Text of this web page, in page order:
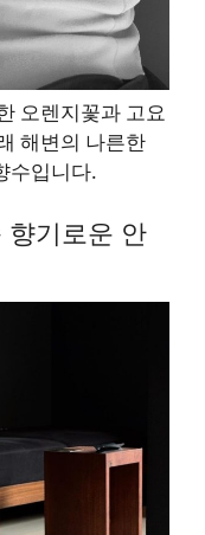
오렌지꽃과 고요
해변의 나른한
수입니다.
향기로운 안